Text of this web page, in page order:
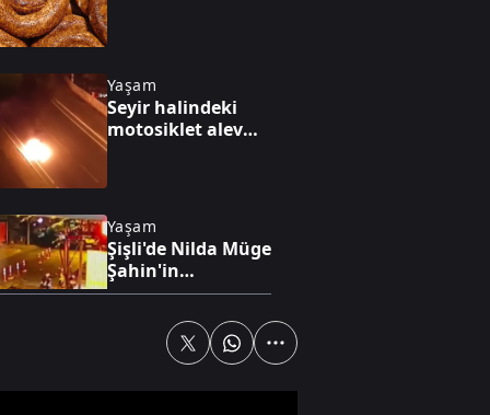
Yaşam
Seyir halindeki
motosiklet alev
Yaşam
Şişli'de Nilda Müge
Şahin'in
öldürüldüğü
kamerası
görüntüleri ortaya
Fenerbahçe 2-0